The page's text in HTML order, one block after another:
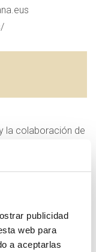
publicidad
web para
a aceptarlas
la colaboración de
en
de